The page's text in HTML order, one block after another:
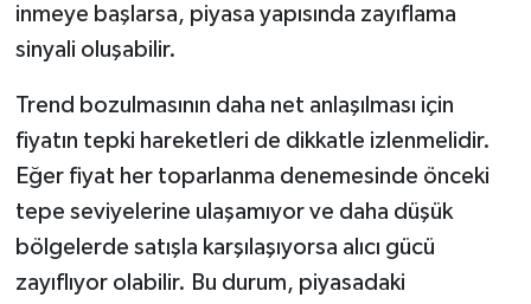
inmeye başlarsa, piyasa yapısında zayıflama
sinyali oluşabilir.
Trend bozulmasının daha net anlaşılması için
fiyatın tepki hareketleri de dikkatle izlenmelidir.
Eğer fiyat her toparlanma denemesinde önceki
tepe seviyelerine ulaşamıyor ve daha düşük
bölgelerde satışla karşılaşıyorsa alıcı gücü
zayıflıyor olabilir. Bu durum, piyasadaki